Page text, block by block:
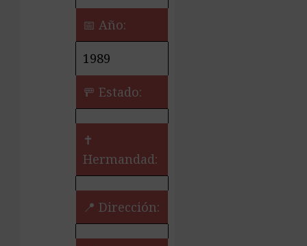
📅 Año:
1989
🚥 Estado:
✝️
Hermandad:
📍 Dirección: